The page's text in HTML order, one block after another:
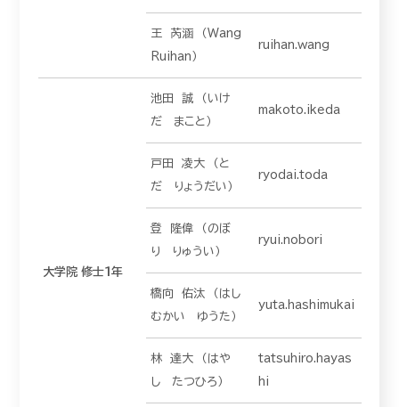
王 芮涵 （Wang
Ruihan）
ruihan.wang
大学院 修士１年
池田 誠 （いけ
だ まこと）
makoto.ikeda
戸田 凌大 （と
だ りょうだい）
ryodai.toda
登 隆偉 （のぼ
り りゅうい）
ryui.nobori
橋向 佑汰 （はし
むかい ゆうた）
yuta.hashimukai
林 達大 （はや
し たつひろ）
tatsuhiro.hayas
hi